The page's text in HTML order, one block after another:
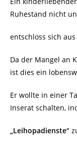
Ruhestand nicht
entschloss sich
Da der Mangel an
ist dies ein
Er wollte in einer
Inserat schalten,
„Leihopadienste“